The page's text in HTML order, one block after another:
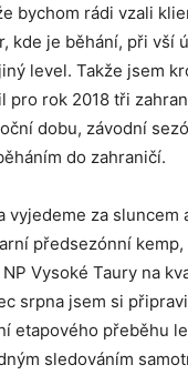
bychom rádi vzali
kde je běhání, při vší
level. Takže jsem
pro rok 2018 tři
dobu, závodní
do zahraničí.
vyjedeme za sluncem
předsezónní
Vysoké Taury na
srpna jsem si
etapového přeběhu
sledováním